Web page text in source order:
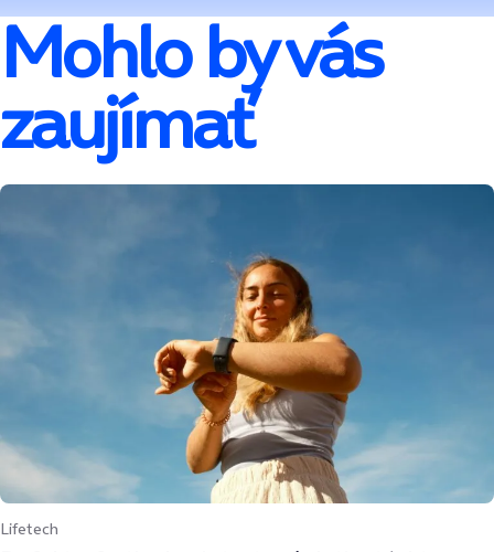
Mohlo by vás
zaujímať
Lifetech